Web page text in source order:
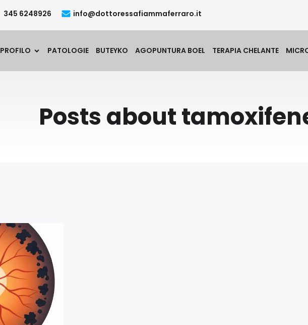
345 6248926 info@dottoressafiammaferraro.it
PROFILO PATOLOGIE BUTEYKO AGOPUNTURA BOEL TERAPIA CHELANTE
Posts about